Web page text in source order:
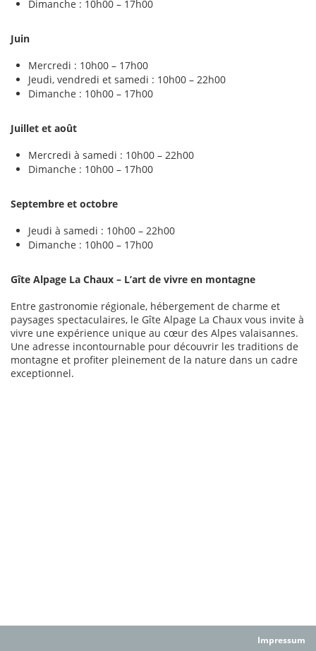
Dimanche : 10h00 – 17h00
Juin
Mercredi : 10h00 – 17h00
Jeudi, vendredi et samedi : 10h00 – 22h00
Dimanche : 10h00 – 17h00
Juillet et août
Mercredi à samedi : 10h00 – 22h00
Dimanche : 10h00 – 17h00
Septembre et octobre
Jeudi à samedi : 10h00 – 22h00
Dimanche : 10h00 – 17h00
Gîte Alpage La Chaux – L’art de vivre en montagne
Entre gastronomie régionale, hébergement de charme et
paysages spectaculaires, le Gîte Alpage La Chaux vous invite à
vivre une expérience unique au cœur des Alpes valaisannes.
Une adresse incontournable pour découvrir les traditions de
montagne et profiter pleinement de la nature dans un cadre
exceptionnel.
Impressum